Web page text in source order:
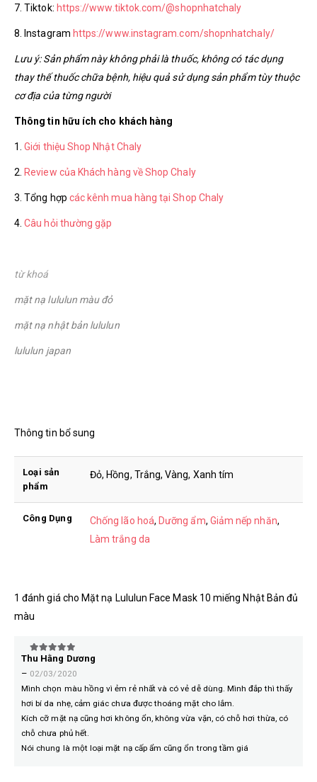
7. Tiktok: https://www.tiktok.com/@shopnhatchaly
8. Instagram https://www.instagram.com/shopnhatchaly/
Lưu ý: Sản phẩm này không phải là thuốc, không có tác dụng
thay thế thuốc chữa bệnh, hiệu quả sử dụng sản phẩm tùy thuộc
cơ địa của từng người
Thông tin hữu ích cho khách hàng
1.Giới thiệu Shop Nhật Chaly
2. Review của Khách hàng về Shop Chaly
3. Tổng hợp các kênh mua hàng tại Shop Chaly
4.Câu hỏi thường gặp
từ khoá
mặt nạ lululun màu đỏ
mặt nạ nhật bản lululun
lululun japan
Thông tin bổ sung
Loại sản
phẩm
Đỏ, Hồng, Trắng, Vàng, Xanh tím
Công Dụng Chống lão hoá, Dưỡng ẩm, Giảm nếp nhăn,
Làm trắng da
1 đánh giá cho Mặt nạ Lululun Face Mask 10 miếng Nhật Bản đủ
màu
5trên 5
Thu Hằng Dương
– 02/03/2020
Mình chọn màu hồng vì ẻm rẻ nhất và có vẻ dễ dùng. Mình đắp thì thấy
hơi bí da nhẹ, cảm giác chưa được thoáng mặt cho lắm.
Kích cỡ mặt nạ cũng hơi không ổn, không vừa vặn, có chỗ hơi thừa, có
chỗ chưa phủ hết.
Nói chung là một loại mặt nạ cấp ẩm cũng ổn trong tầm giá